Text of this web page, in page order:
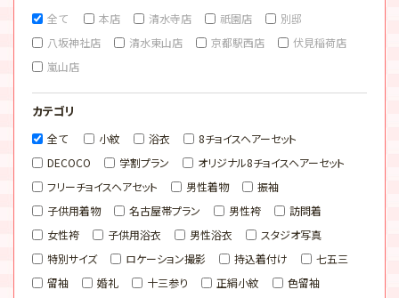
全て 本店 清水寺店 祇園店
別邸
八坂神社店
清水東山店 京都駅西店
伏見稲荷店
嵐山店
カテゴリ
全て 小紋 浴衣
8チョイスヘアーセット
DECOCO
学割プラン
オリジナル8チョイスヘアーセット
フリーチョイスヘアセット
男性着物
振袖
子供用着物
名古屋帯プラン 男性袴
訪問着
女性袴
子供用浴衣 男性浴衣
スタジオ写真
特別サイズ
ロケーション撮影 持込着付け
七五三
留袖
婚礼 十三参り 正絹小紋
色留袖